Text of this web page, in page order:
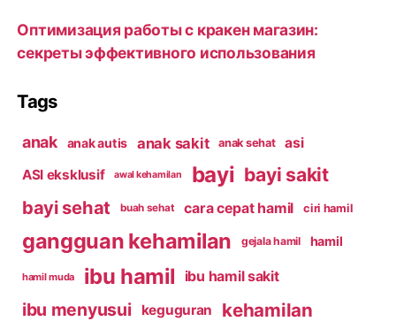
Оптимизация работы с кракен магазин:
секреты эффективного использования
Tags
anak anak autis anak sakit anak sehat
asi
ASI eksklusif
awal kehamilan bayi bayi sakit
bayi sehat buah sehat cara cepat hamil ciri hamil
gangguan kehamilan gejala hamil hamil
hamil muda ibu hamil ibu hamil sakit
ibu menyusui keguguran kehamilan